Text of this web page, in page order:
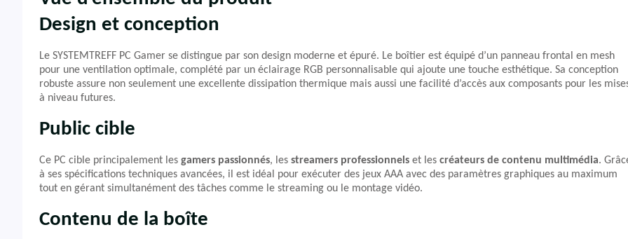
Design et conception
Le SYSTEMTREFF PC Gamer se distingue par son design moderne et épuré. Le boîtier est équipé d’un panneau frontal en mesh
pour une ventilation optimale, complété par un éclairage RGB personnalisable qui ajoute une touche esthétique. Sa conception
robuste assure non seulement une excellente dissipation thermique mais aussi une facilité d’accès aux composants pour les
à niveau futures.
Public cible
Ce PC cible principalement les gamers passionnés, les streamers professionnels et les créateurs de contenu multimédia.
à ses spécifications techniques avancées, il est idéal pour exécuter des jeux AAA avec des paramètres graphiques au maximum
tout en gérant simultanément des tâches comme le streaming ou le montage vidéo.
Contenu de la boîte